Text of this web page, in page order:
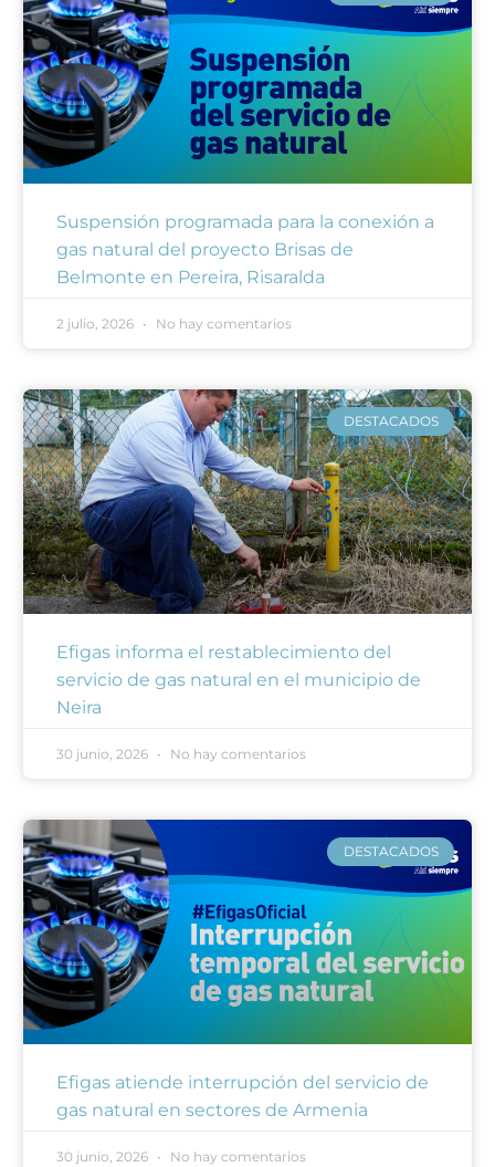
Suspensión programada para la conexión a
gas natural del proyecto Brisas de
Belmonte en Pereira, Risaralda
2 julio, 2026 No hay comentarios
DESTACADOS
Efigas informa el restablecimiento del
servicio de gas natural en el municipio de
Neira
30 junio, 2026 No hay comentarios
DESTACADOS
Efigas atiende interrupción del servicio de
gas natural en sectores de Armenia
30 junio, 2026 No hay comentarios